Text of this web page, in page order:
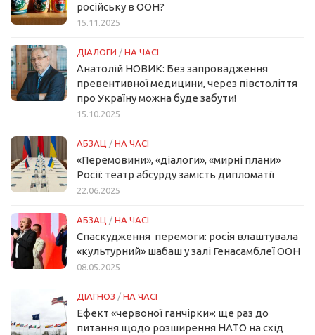
російську в ООН?
15.11.2025
ДІАЛОГИ / НА ЧАСІ
Анатолій НОВИК: Без запровадження
превентивної медицини, через півстоліття
про Україну можна буде забути!
15.10.2025
АБЗАЦ / НА ЧАСІ
«Перемовини», «діалоги», «мирні плани»
Росії: театр абсурду замість дипломатії
22.06.2025
АБЗАЦ / НА ЧАСІ
Спаскудження перемоги: росія влаштувала
«культурний» шабаш у залі Генасамблеї ООН
08.05.2025
ДІАГНОЗ / НА ЧАСІ
Ефект «червоної ганчірки»: ще раз до
питання щодо розширення НАТО на схід